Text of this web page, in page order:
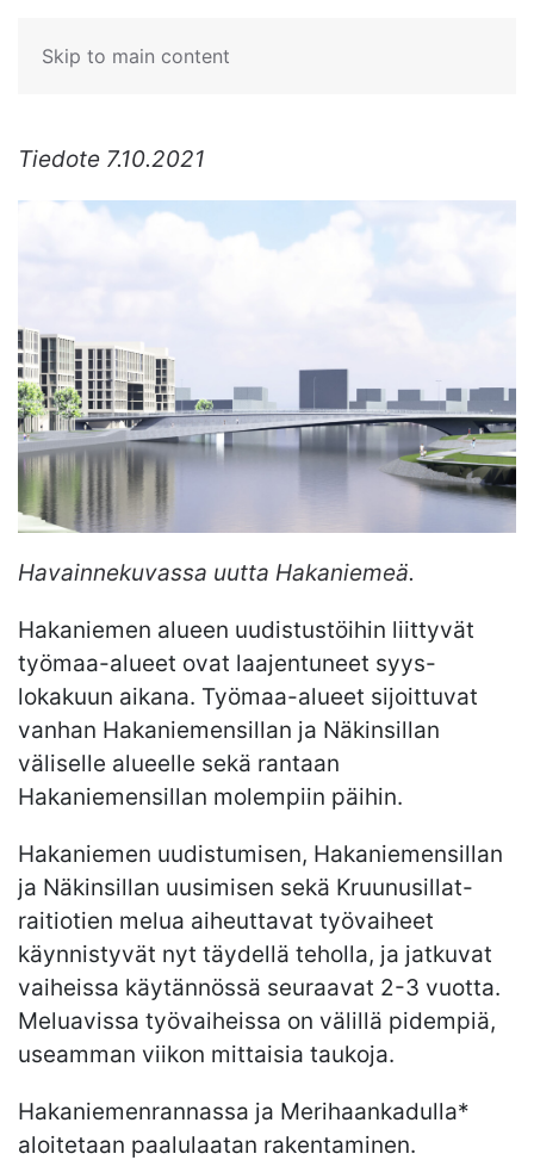
Skip to main content
Tiedote 7.10.2021
Havainnekuvassa uutta Hakaniemeä.
Hakaniemen alueen uudistustöihin liittyvät
työmaa-alueet ovat laajentuneet syys-
lokakuun aikana. Työmaa-alueet sijoittuvat
vanhan Hakaniemensillan ja Näkinsillan
väliselle alueelle sekä rantaan
Hakaniemensillan molempiin päihin.
Hakaniemen uudistumisen, Hakaniemensillan
ja Näkinsillan uusimisen sekä Kruunusillat-
raitiotien melua aiheuttavat työvaiheet
käynnistyvät nyt täydellä teholla, ja jatkuvat
vaiheissa käytännössä seuraavat 2-3 vuotta.
Meluavissa työvaiheissa on välillä pidempiä,
useamman viikon mittaisia taukoja.
Hakaniemenrannassa ja Merihaankadulla*
aloitetaan paalulaatan rakentaminen.